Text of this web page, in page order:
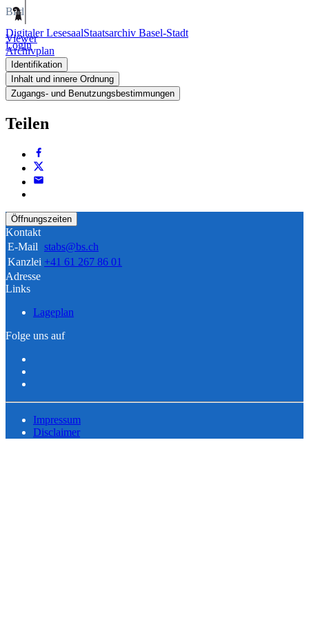
Digitaler LesesaalStaatsarchiv Basel-Stadt
Login
Bild
Viewer
Archivplan
Identifikation
Inhalt und innere Ordnung
Zugangs- und Benutzungsbestimmungen
Teilen
Öffnungszeiten
Kontakt
E-Mail stabs@bs.ch
Kanzlei +41 61 267 86 01
Adresse
Links
Lageplan
Folge uns auf
Impressum
Disclaimer